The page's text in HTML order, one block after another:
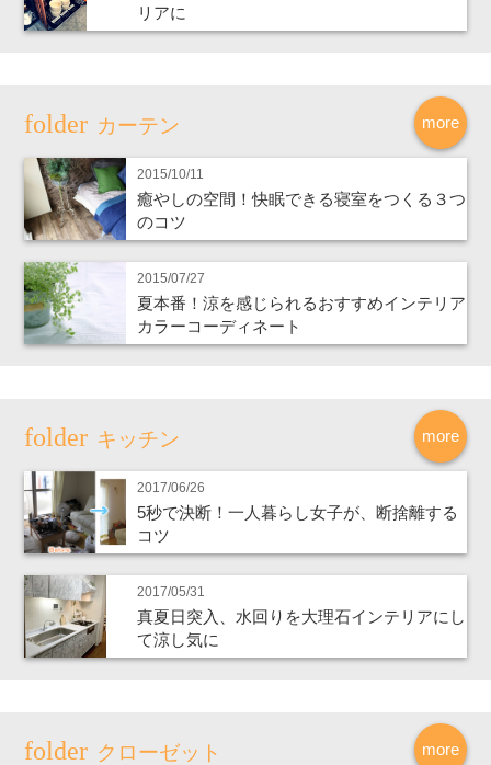
リアに
more
カーテン
2015/10/11
癒やしの空間！快眠できる寝室をつくる３つ
のコツ
2015/07/27
夏本番！涼を感じられるおすすめインテリア
カラーコーディネート
more
キッチン
2017/06/26
5秒で決断！一人暮らし女子が、断捨離する
コツ
2017/05/31
真夏日突入、水回りを大理石インテリアにし
て涼し気に
more
クローゼット